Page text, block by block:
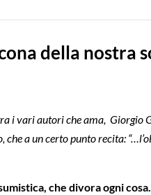
della nostra
i vari autori che ama, Giorgio
che a un certo punto recita:
che divora ogni